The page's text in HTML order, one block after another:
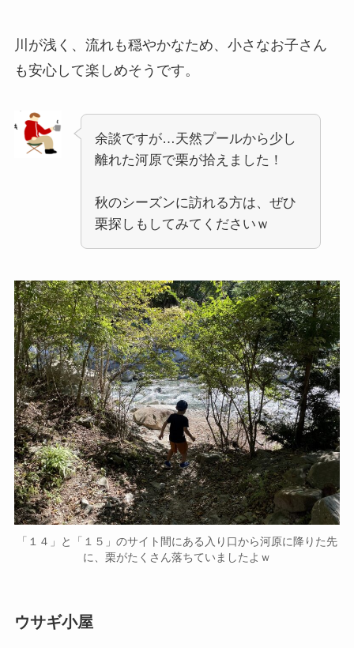
川が浅く、流れも穏やかなため、小さなお子さん
も安心して楽しめそうです。
余談ですが…天然プールから少し
離れた河原で栗が拾えました！
秋のシーズンに訪れる方は、ぜひ
栗探しもしてみてくださいｗ
「１４」と「１５」のサイト間にある入り口から河原に降りた先
に、栗がたくさん落ちていましたよｗ
ウサギ小屋